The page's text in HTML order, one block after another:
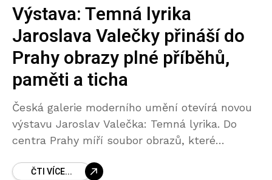
Výstava: Temná lyrika
Jaroslava Valečky přináší do
Prahy obrazy plné příběhů,
paměti a ticha
Česká galerie moderního umění otevírá novou
výstavu Jaroslav Valečka: Temná lyrika. Do
centra Prahy míří soubor obrazů, které
ji v osobní, místy snový a
ČTI VÍCE...